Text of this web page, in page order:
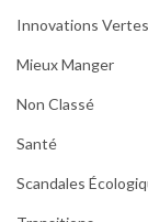
Innovations Vertes
Mieux Manger
Non Classé
Santé
Scandales